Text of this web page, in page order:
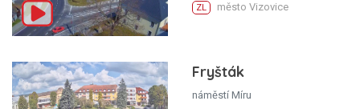
ZL město Vizovice
Fryšták
náměstí Míru